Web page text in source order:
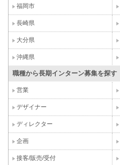
福岡市
長崎県
大分県
沖縄県
職種から長期インターン募集を探す
営業
デザイナー
ディレクター
企画
接客/販売/受付